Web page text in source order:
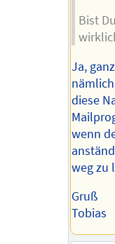
Bist
Ja,
diese
wenn
weg zu
Gruß
Tobias